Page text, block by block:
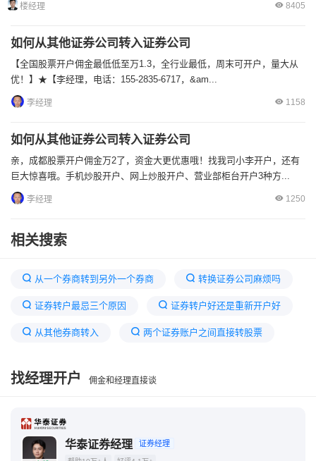
楼经理 8405
如何从其他证券公司转入证券公司
【全国股票开户佣金最低低至万1.3，全行业最低，周末可开户，量大从
优！】★【李经理，电话：155-2835-6717，&am...
李经理 1158
如何从其他证券公司转入证券公司
亲，成都股票开户佣金万2了，资金大更优惠哦！找我司小李开户，还有
巨大惊喜哦。手机炒股开户、网上炒股开户、营业部柜台开户3种方...
李经理 1250
相关搜索
从一个券商转到另外一个券商 转换证券公司麻烦吗
证券转户最忌三个原因 证券转户好还是重新开户好
从其他券商转入 两个证券账户之间直接转股票
股票账户转到其他证券公司
股票转到其他券商
找经理开户 佣金和经理直接谈
华泰证券经理 证券经理